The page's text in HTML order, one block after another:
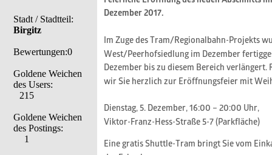
Stadt / Stadtteil:
Birgitz
Bewertungen:0
Goldene Weichen
des Users:
215
Goldene Weichen
des Postings:
1